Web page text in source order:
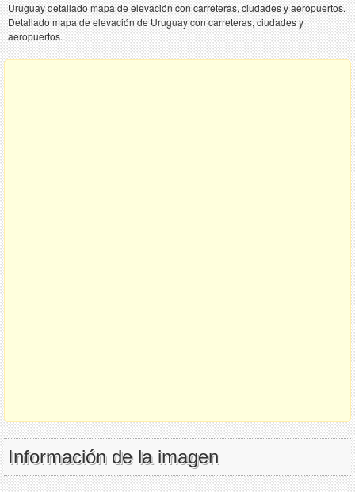
Uruguay detallado mapa de elevación con carreteras, ciudades y aeropuertos.
Detallado mapa de elevación de Uruguay con carreteras, ciudades y
aeropuertos.
Información de la imagen